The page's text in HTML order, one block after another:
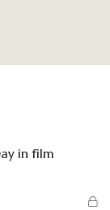
in film